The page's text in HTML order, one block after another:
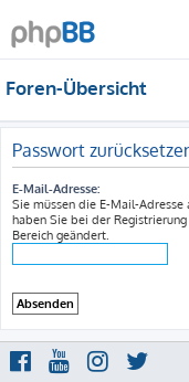
Foren-Übersicht
Passwort
E-Mail-Adresse:
Sie müssen die E-Mail-
haben Sie bei der
Bereich geändert.